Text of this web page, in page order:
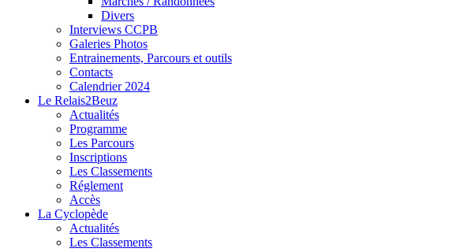
Divers
Interviews CCPB
Galeries Photos
Entrainements, Parcours et outils
Contacts
Calendrier 2024
Le Relais2Beuz
Actualités
Programme
Les Parcours
Inscriptions
Les Classements
Réglement
Accès
La Cyclopède
Actualités
Les Classements